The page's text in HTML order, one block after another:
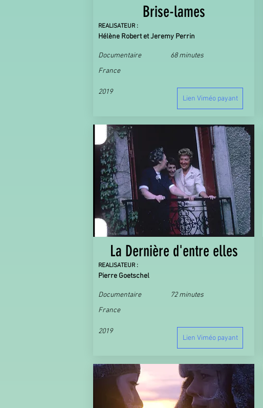
Brise-lames
REALISATEUR :
Hélène Robert et Jeremy Perrin
Documentaire
68 minutes
France
2019
Lien Viméo payant
La Dernière d'entre elles
REALISATEUR :
Pierre Goetschel
Documentaire
72 minutes
France
2019
Lien Viméo payant